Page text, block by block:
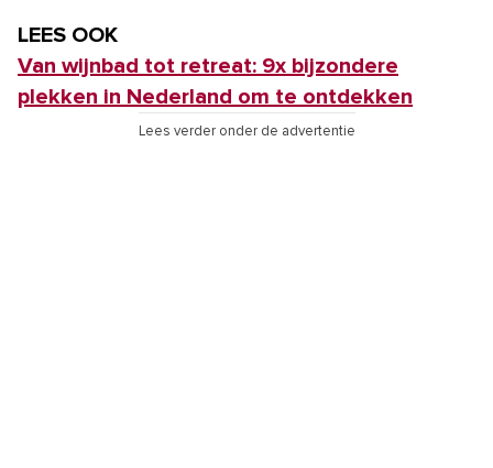
LEES OOK
Van wijnbad tot retreat: 9x bijzondere
plekken in Nederland om te ontdekken
Lees verder onder de advertentie